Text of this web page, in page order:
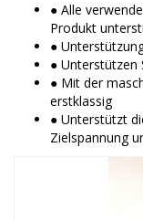
● Alle
Produkt
●
● Unterstützen
● Mit der
erstklassig
● Unterstützt
Zielspannung